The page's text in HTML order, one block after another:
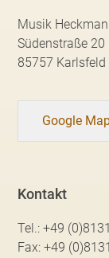
Musik
Südenstraße 20
85757
Google
Kontakt
Tel.:+49
Fax:+49